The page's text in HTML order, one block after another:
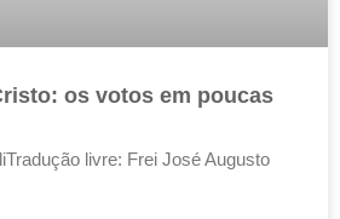
os votos em poucas
livre: Frei José Augusto